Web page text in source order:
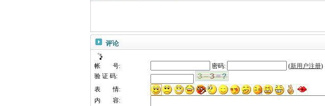
评论
帐 号: 密码: (新用户注册)
验 证 码:
表 情:
内 容: